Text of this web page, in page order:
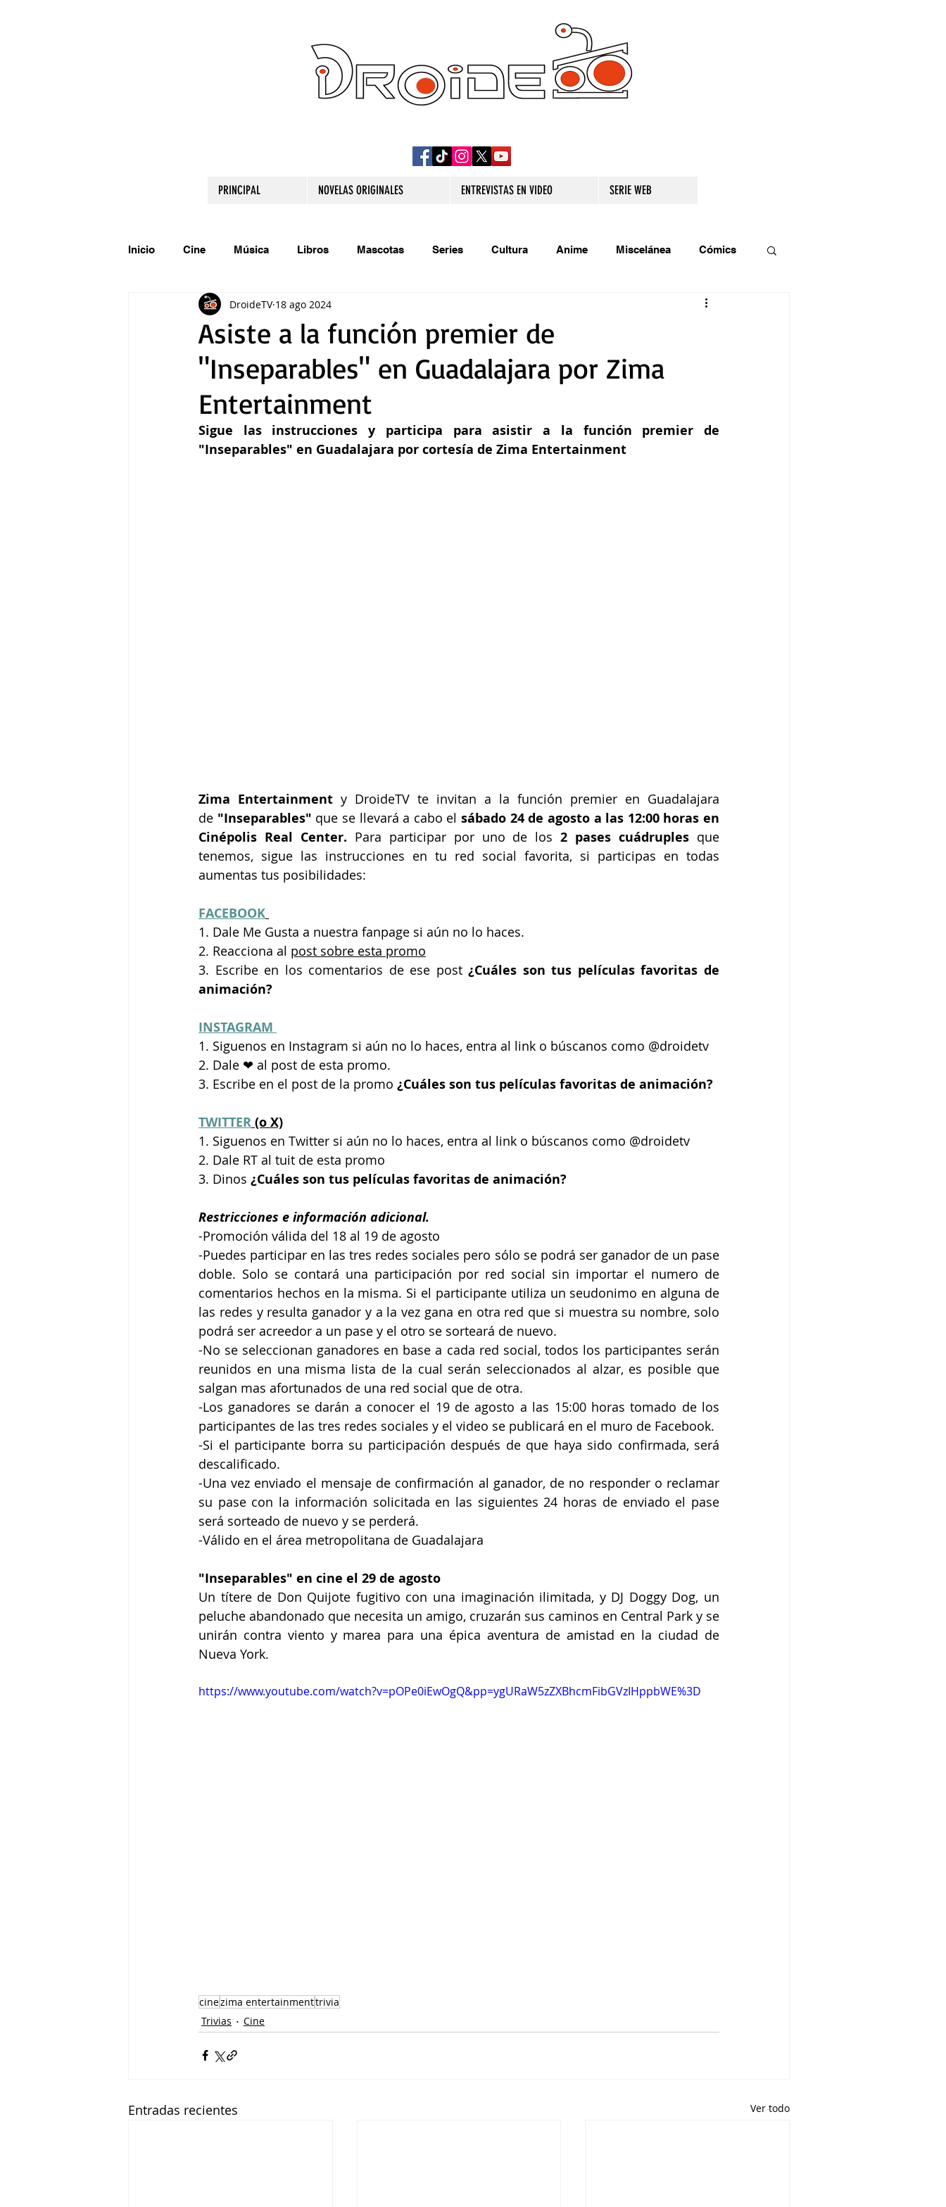
PRINCIPAL NOVELAS ORIGINALES ENTREVISTAS EN VIDEO SERIE WEB
Inicio Cine Música Libros Mascotas Series Cultura Anime Miscelánea Cómics
Comparte tu talento Relatos originales
Gastronomía Tecnología
Asiste a la función premier de
"Inseparables" en Guadalajara por Zima
Entertainment
DroideTV 18 ago 2024
Sigue las instrucciones y participa para asistir a la función premier de
"Inseparables" en Guadalajara por cortesía de Zima Entertainment
Zima Entertainment y DroideTV te invitan a la función premier en Guadalajara
de "Inseparables" que se llevará a cabo el sábado 24 de agosto a las 12:00 horas en
Cinépolis Real Center. Para participar por uno de los 2 pases cuádruples que
tenemos, sigue las instrucciones en tu red social favorita, si participas en todas
aumentas tus posibilidades:
FACEBOOK
1. Dale Me Gusta a nuestra fanpage si aún no lo haces.
2. Reacciona al post sobre esta promo
3. Escribe en los comentarios de ese post ¿Cuáles son tus películas favoritas de
animación?
INSTAGRAM
1. Siguenos en Instagram si aún no lo haces, entra al link o búscanos como @droidetv
2. Dale ❤ al post de esta promo.
3. Escribe en el post de la promo ¿Cuáles son tus películas favoritas de animación?
TWITTER (o X)
1. Siguenos en Twitter si aún no lo haces, entra al link o búscanos como @droidetv
2. Dale RT al tuit de esta promo
3. Dinos ¿Cuáles son tus películas favoritas de animación?
Restricciones e información adicional.
-Promoción válida del 18 al 19 de agosto
-Puedes participar en las tres redes sociales pero sólo se podrá ser ganador de un pase
doble. Solo se contará una participación por red social sin importar el numero de
comentarios hechos en la misma. Si el participante utiliza un seudonimo en alguna de
las redes y resulta ganador y a la vez gana en otra red que si muestra su nombre, solo
podrá ser acreedor a un pase y el otro se sorteará de nuevo.
-No se seleccionan ganadores en base a cada red social, todos los participantes serán
reunidos en una misma lista de la cual serán seleccionados al alzar, es posible que
salgan mas afortunados de una red social que de otra.
-Los ganadores se darán a conocer el 19 de agosto a las 15:00 horas tomado de los
participantes de las tres redes sociales y el video se publicará en el muro de Facebook.
-Si el participante borra su participación después de que haya sido confirmada, será
descalificado.
-Una vez enviado el mensaje de confirmación al ganador, de no responder o reclamar
su pase con la información solicitada en las siguientes 24 horas de enviado el pase
será sorteado de nuevo y se perderá.
-Válido en el área metropolitana de Guadalajara
"Inseparables" en cine el 29 de agosto
Un títere de Don Quijote fugitivo con una imaginación ilimitada, y DJ Doggy Dog, un
peluche abandonado que necesita un amigo, cruzarán sus caminos en Central Park y se
unirán contra viento y marea para una épica aventura de amistad en la ciudad de
Nueva York.
https://www.youtube.com/watch?v=pOPe0iEwOgQ&pp=ygURaW5zZXBhcmFibGVzIHppbWE%3D
cinezima entertainmenttrivia
Trivias
Cine
Entradas recientes Ver todo